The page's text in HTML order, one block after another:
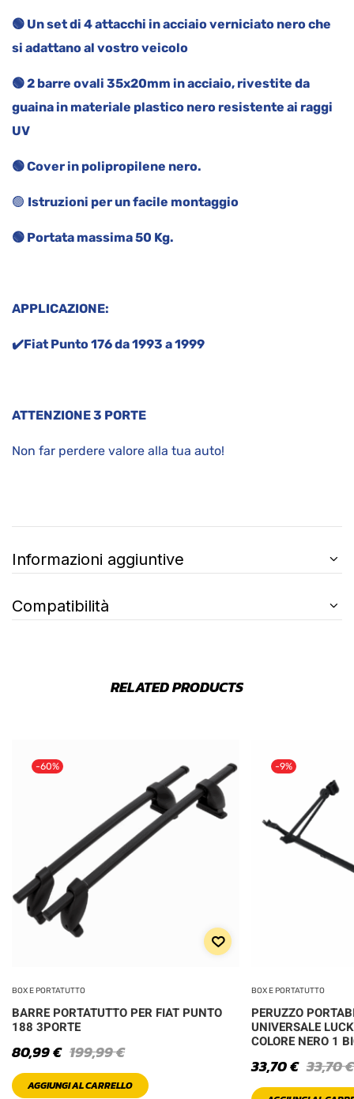
🟢 Un set di 4 attacchi in acciaio verniciato nero che
si adattano al vostro veicolo
🟢 2 barre ovali 35x20mm in acciaio, rivestite da
guaina in materiale plastico nero resistente ai raggi
UV
🟢 Cover in polipropilene nero.
🟢 Istruzioni per un facile montaggio
🟢 Portata massima 50 Kg.
APPLICAZIONE:
✔️Fiat Punto 176 da 1993 a 1999
ATTENZIONE 3 PORTE
Non far perdere valore alla tua auto!
Informazioni aggiuntive
Compatibilità
RELATED PRODUCTS
-60%
BOX E PORTATUTTO
BARRE PORTATUTTO PER FIAT PUNTO
188 3PORTE
199,99€
80,99€
AGGIUNGI AL CARRELLO
-9%
BOX E PORTATUTTO
PERUZZO
UNIVERSALE
COLORE NERO 1
33,70€
33,70€